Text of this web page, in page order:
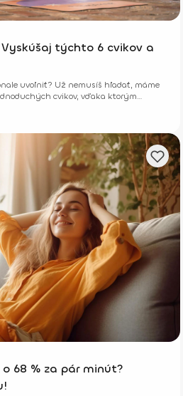
týchto 6 cvikov a
uvoľniť? Už nemusíš hľadať, máme
cvikov, vďaka ktorým
68 % za pár minút?